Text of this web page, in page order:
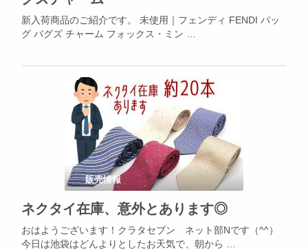
新入荷商品のご紹介です。 未使用｜フェンディ FENDI バッ
グ バグズ チャーム フォックス・ミン …
販売情報
ネクタイ在庫、意外とあります◎
おはようございます！クラタセブン ネット部Nです（^^）
今日は池袋はどんよりとしたお天気で、朝から …